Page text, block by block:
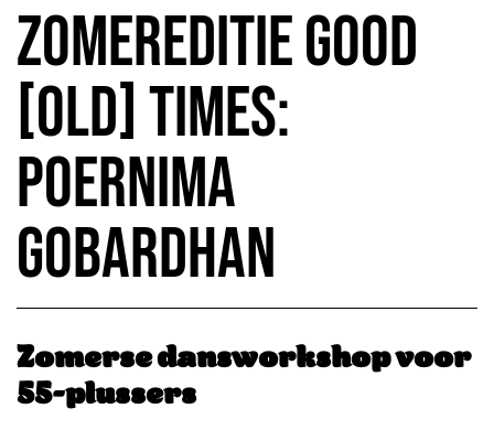
Zomereditie Good
[old] Times:
Poernima
Gobardhan
Zomerse dansworkshop voor
55-plussers